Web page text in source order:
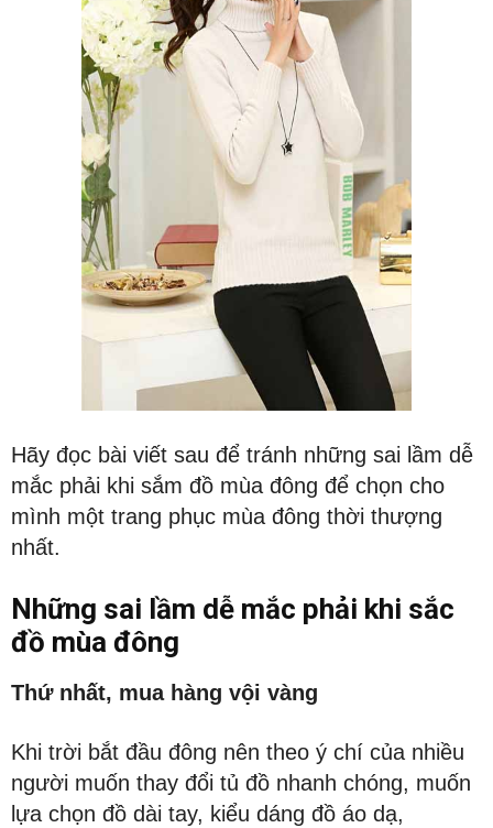
Hãy đọc bài viết sau để tránh những sai lầm dễ
mắc phải khi sắm đồ mùa đông để chọn cho
mình một trang phục mùa đông thời thượng
nhất.
Những sai lầm dễ mắc phải khi sắc
đồ mùa đông
Thứ nhất, mua hàng vội vàng
Khi trời bắt đầu đông nên theo ý chí của nhiều
người muốn thay đổi tủ đồ nhanh chóng, muốn
lựa chọn đồ dài tay, kiểu dáng đồ áo dạ,